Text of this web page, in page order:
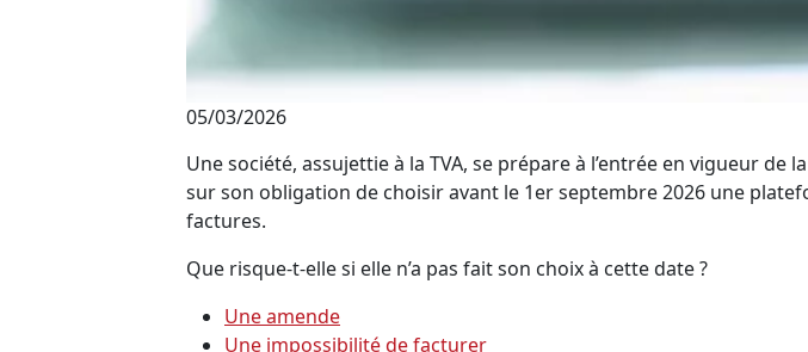
05/03/2026
Une société, assujettie à la TVA, se prépare à l’entrée en vigueur
sur son obligation de choisir avant le 1er septembre 2026 une
factures.
Que risque-t-elle si elle n’a pas fait son choix à cette date ?
Une amende
Une impossibilité de facturer